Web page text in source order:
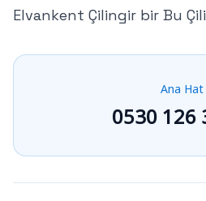
Elvankent Çilingir bir Bu
Ana Hat
0530 126